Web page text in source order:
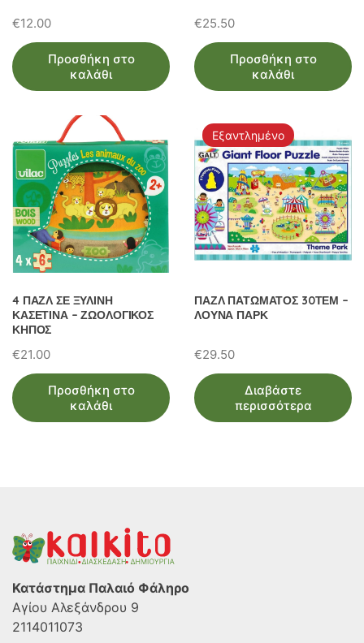
€12.00
Προσθήκη στο
καλάθι
€25.50
Προσθήκη στο
καλάθι
4 ΠΑΖΛ ΣΕ ΞΥΛΙΝΗ
ΚΑΣΕΤΙΝΑ – ΖΩΟΛΟΓΙΚΟΣ
ΚΗΠΟΣ
€21.00
Προσθήκη στο
καλάθι
Εξαντλημένο
ΠΑΖΛ ΠΑΤΩΜΑΤΟΣ 30ΤΕΜ –
ΛΟΥΝΑ ΠΑΡΚ
€29.50
Διαβάστε
περισσότερα
Κατάστημα Παλαιό Φάληρο
Αγίου Αλεξάνδρου 9
2114011073